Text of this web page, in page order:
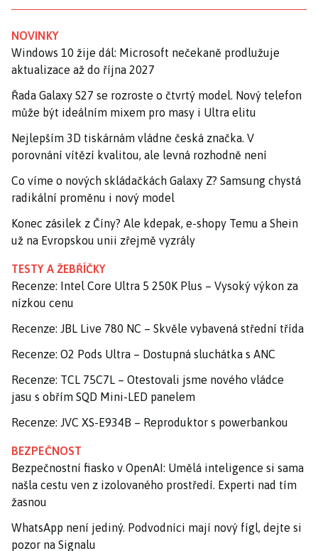
NOVINKY
Windows 10 žije dál: Microsoft nečekaně prodlužuje
aktualizace až do října 2027
Řada Galaxy S27 se rozroste o čtvrtý model. Nový telefon
může být ideálním mixem pro masy i Ultra elitu
Nejlepším 3D tiskárnám vládne česká značka. V
porovnání vítězí kvalitou, ale levná rozhodně není
Co víme o nových skládačkách Galaxy Z? Samsung chystá
radikální proměnu i nový model
Konec zásilek z Číny? Ale kdepak, e-shopy Temu a Shein
už na Evropskou unii zřejmě vyzrály
TESTY A ŽEBŘÍČKY
Recenze: Intel Core Ultra 5 250K Plus – Vysoký výkon za
nízkou cenu
Recenze: JBL Live 780 NC – Skvěle vybavená střední třída
Recenze: O2 Pods Ultra – Dostupná sluchátka s ANC
Recenze: TCL 75C7L – Otestovali jsme nového vládce
jasu s obřím SQD Mini-LED panelem
Recenze: JVC XS-E934B – Reproduktor s powerbankou
BEZPEČNOST
Bezpečnostní fiasko v OpenAI: Umělá inteligence si sama
našla cestu ven z izolovaného prostředí. Experti nad tím
žasnou
WhatsApp není jediný. Podvodníci mají nový fígl, dejte si
pozor na Signalu